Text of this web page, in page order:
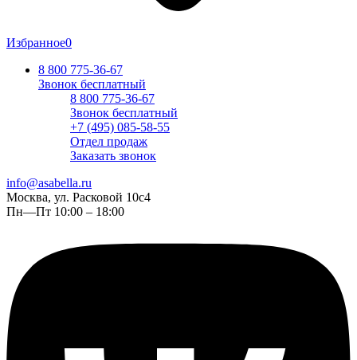
Избранное0
8 800 775-36-67
Звонок бесплатный
8 800 775-36-67
Звонок бесплатный
+7 (495) 085-58-55
Отдел продаж
Заказать звонок
info@asabella.ru
Москва, ул. Расковой 10с4
Пн—Пт 10:00 – 18:00